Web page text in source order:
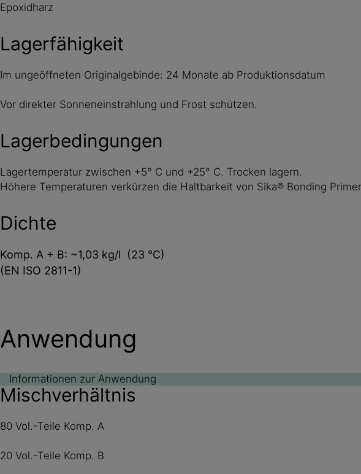
Epoxidharz
Lagerfähigkeit
Im ungeöffneten Originalgebinde: 24 Monate ab Produktionsdatum
Vor direkter Sonneneinstrahlung und Frost schützen.
Lagerbedingungen
Lagertemperatur zwischen +5° C und +25° C. Trocken lagern.
Höhere Temperaturen verkürzen die Haltbarkeit von Sika® Bonding
Dichte
Komp. A + B: ~1,03 kg/l (23 °C)
(EN ISO 2811-1)
Anwendung
Informationen zur Anwendung
Mischverhältnis
80 Vol.-Teile Komp. A
20 Vol.-Teile Komp. B